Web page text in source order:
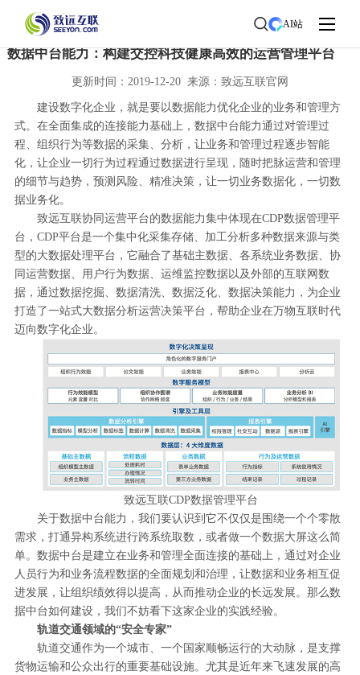
AI站
首页>了解致远>新闻中心
数据中台能力：构建交控科技健康高效的运营管理平台
更新时间：2019-12-20 来源：致远互联官网
建设数字化企业，就是要以数据能力优化企业的业务和管理方
式。在全面集成的连接能力基础上，数据中台能力通过对管理过
程、组织行为等数据的采集、分析，让业务和管理过程逐步智能
化，让企业一切行为过程通过数据进行呈现，随时把脉运营和管理
的细节与趋势，预测风险、精准决策，让一切业务数据化，一切数
据业务化。
致远互联协同运营平台的数据能力集中体现在CDP数据管理平
台，CDP平台是一个集中化采集存储、加工分析多种数据来源与类
型的大数据处理平台，它融合了基础主数据、各系统业务数据、协
同运营数据、用户行为数据、运维监控数据以及外部的互联网数
据，通过数据挖掘、数据清洗、数据泛化、数据决策能力，为企业
打造了一站式大数据分析运营决策平台，帮助企业在万物互联时代
迈向数字化企业。
致远互联CDP数据管理平台
关于数据中台能力，我们要认识到它不仅仅是围绕一个个零散
需求，打通异构系统进行跨系统取数，或者做一个数据大屏这么简
单。数据中台是建立在业务和管理全面连接的基础上，通过对企业
人员行为和业务流程数据的全面规划和治理，让数据和业务相互促
进发展，让组织绩效得以提高，从而推动企业的长远发展。那么数
据中台如何建设，我们不妨看下这家企业的实践经验。
轨道交通领域的“安全专家”
轨道交通作为一个城市、一个国家顺畅运行的大动脉，是支撑
货物运输和公众出行的重要基础设施。尤其是近年来飞速发展的高